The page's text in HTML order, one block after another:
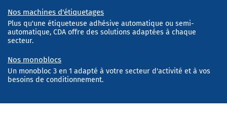
Nos machines d'étiquetages
Plus qu'une étiqueteuse adhésive automatique ou semi-
automatique, CDA offre des solutions adaptées à chaque
secteur.
Nos monoblocs
Un monobloc 3 en 1 adapté à votre secteur d'activité et à vos
besoins de conditionnement.